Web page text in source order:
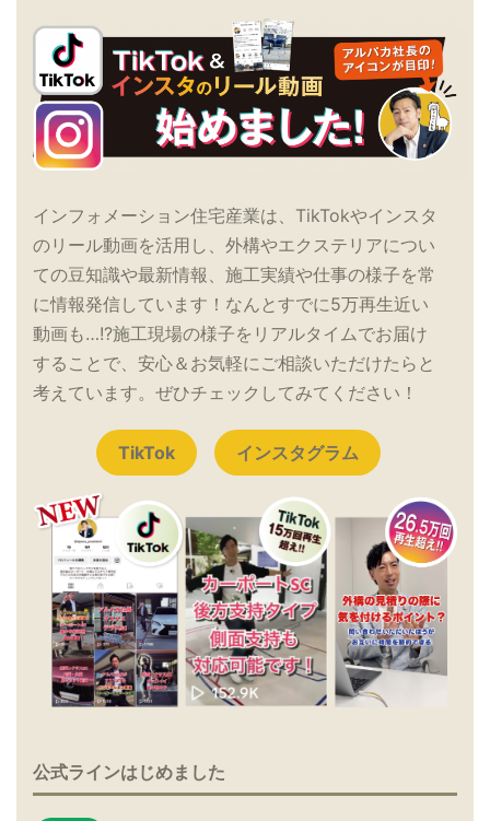
インフォメーション住宅産業は、TikTokやインスタ
のリール動画を活用し、外構やエクステリアについ
ての豆知識や最新情報、施工実績や仕事の様子を常
に情報発信しています！なんとすでに5万再生近い
動画も…!?施工現場の様子をリアルタイムでお届け
することで、安心＆お気軽にご相談いただけたらと
考えています。ぜひチェックしてみてください！
TikTok インスタグラム
公式ラインはじめました